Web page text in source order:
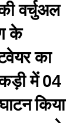
वर्चुअल
के
का
में 04
किया